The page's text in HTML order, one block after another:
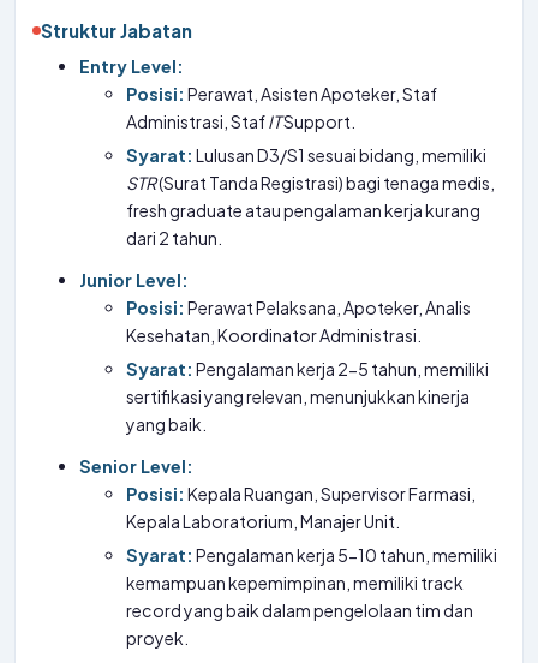
Struktur Jabatan
Entry Level:
Posisi: Perawat, Asisten Apoteker, Staf
Administrasi, StafITSupport.
Syarat: Lulusan D3/S1 sesuai bidang, memiliki
STR(Surat Tanda Registrasi) bagi tenaga medis,
fresh graduate atau pengalaman kerja kurang
dari 2 tahun.
Junior Level:
Posisi: Perawat Pelaksana, Apoteker, Analis
Kesehatan, Koordinator Administrasi.
Syarat: Pengalaman kerja 2-5 tahun, memiliki
sertifikasi yang relevan, menunjukkan kinerja
yang baik.
Senior Level:
Posisi: Kepala Ruangan, Supervisor Farmasi,
Kepala Laboratorium, Manajer Unit.
Syarat: Pengalaman kerja 5-10 tahun, memiliki
kemampuan kepemimpinan, memiliki track
record yang baik dalam pengelolaan tim dan
proyek.